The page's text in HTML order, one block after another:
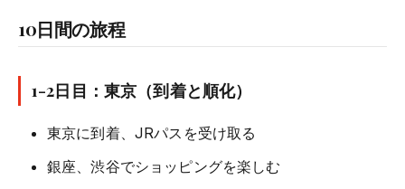
10日間の旅程
1-2日目：東京（到着と順化）
東京に到着、JRパスを受け取る
銀座、渋谷でショッピングを楽しむ